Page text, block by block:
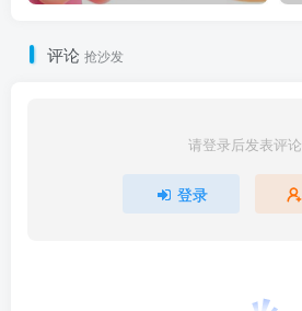
评论 抢沙发
请登录后发表评论
登录